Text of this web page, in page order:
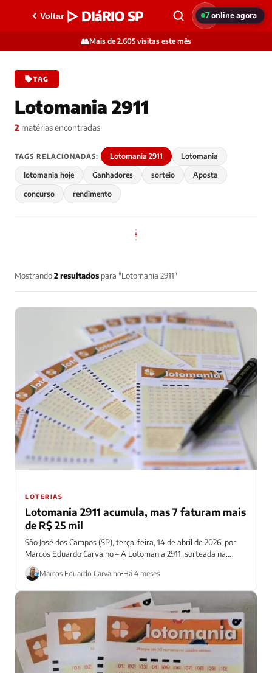
Voltar ▷ DIáRIO SP
👥Mais de 2.605 visitas este mês
TAG
Lotomania 2911
2 matérias encontradas
TAGS RELACIONADAS: Lotomania 2911 Lotomania
lotomania hoje Ganhadores sorteio Aposta
concurso rendimento
Mostrando2 resultados para "Lotomania 2911"
LOTERIAS
Lotomania 2911 acumula, mas 7 faturam mais
de R$ 25 mil
São José dos Campos (SP), terça-feira, 14 de abril de 2026, por
Marcos Eduardo Carvalho – A Lotomania 2911, sorteada na
noite...
Marcos Eduardo Carvalho Há 4 meses
7online agora